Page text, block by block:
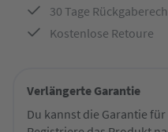
30 Tage
Kostenlose Retoure
Verlängerte Garantie
Du kannst die Garantie